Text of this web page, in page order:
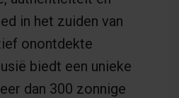
in het zuiden van
onontdekte
biedt een unieke
dan 300 zonnige